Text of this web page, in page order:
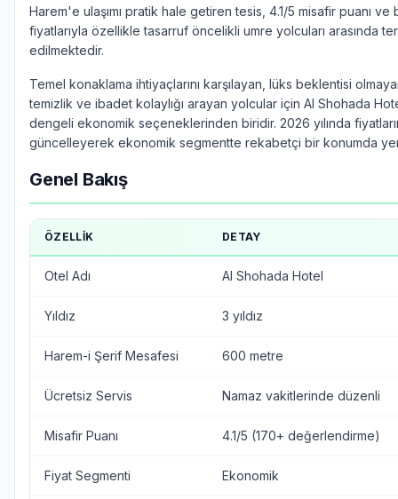
Harem'e ulaşımı pratik hale getiren tesis, 4.1/5 misafir puanı
fiyatlarıyla özellikle tasarruf öncelikli umre yolcuları arasında
edilmektedir.
Temel konaklama ihtiyaçlarını karşılayan, lüks beklentisi
temizlik ve ibadet kolaylığı arayan yolcular için Al Shohada
dengeli ekonomik seçeneklerinden biridir. 2026 yılında
güncelleyerek ekonomik segmentte rekabetçi bir konumda yer
Genel Bakış
ÖZELLIK DETAY
Otel Adı Al Shohada Hotel
Yıldız 3 yıldız
Harem-i Şerif Mesafesi 600 metre
Ücretsiz Servis Namaz vakitlerinde düzenli
Misafir Puanı 4.1/5 (170+ değerlendirme)
Fiyat Segmenti Ekonomik